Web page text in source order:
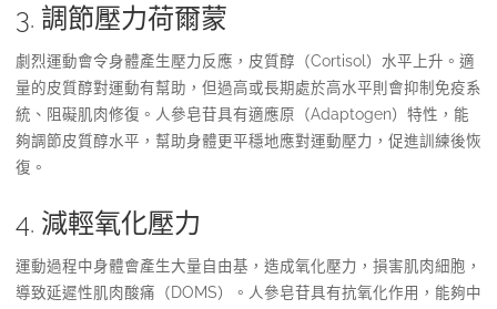
3. 調節壓力荷爾蒙
劇烈運動會令身體產生壓力反應，皮質醇（Cortisol）水平上升。適
量的皮質醇對運動有幫助，但過高或長期處於高水平則會抑制免疫系
統、阻礙肌肉修復。人參皂苷具有適應原（Adaptogen）特性，能
夠調節皮質醇水平，幫助身體更平穩地應對運動壓力，促進訓練後恢
復。
4. 減輕氧化壓力
運動過程中身體會產生大量自由基，造成氧化壓力，損害肌肉細胞，
導致延遲性肌肉酸痛（DOMS）。人參皂苷具有抗氧化作用，能夠中